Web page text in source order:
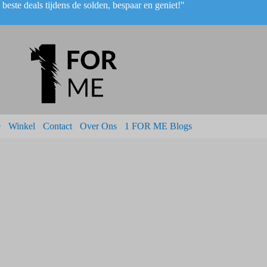
deals tijdens de solden, bespaar en geniet!"
Winkel Contact Over Ons 1 FOR ME Blogs